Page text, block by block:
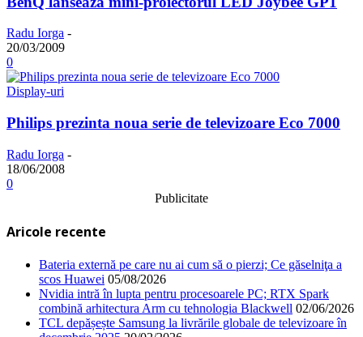
Radu Iorga -
20/03/2009
0
Display-uri
Philips prezinta noua serie de televizoare Eco 7000
Radu Iorga -
18/06/2008
0
Publicitate
Aricole recente
Bateria externă pe care nu ai cum să o pierzi; Ce găselniţa a
scos Huawei 05/08/2026
Nvidia intră în lupta pentru procesoarele PC; RTX Spark
combină arhitectura Arm cu tehnologia Blackwell 02/06/2026
TCL depășește Samsung la livrările globale de televizoare în